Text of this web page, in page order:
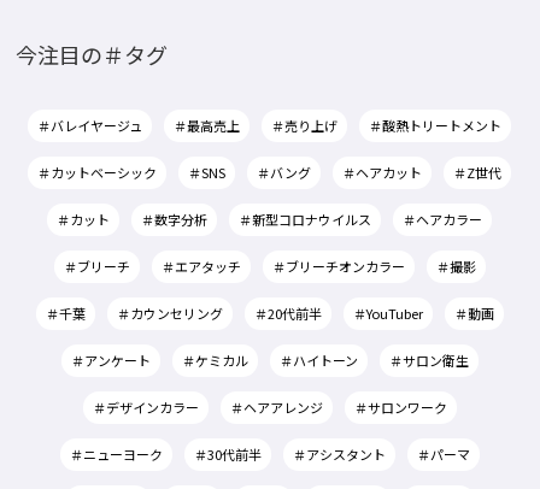
今注目の＃タグ
＃バレイヤージュ ＃最高売上 ＃売り上げ ＃酸熱トリートメント
＃カットベーシック ＃SNS ＃バング ＃ヘアカット ＃Z世代
＃カット ＃数字分析 ＃新型コロナウイルス ＃ヘアカラー
＃ブリーチ ＃エアタッチ ＃ブリーチオンカラー ＃撮影
＃千葉 ＃カウンセリング ＃20代前半 ＃YouTuber ＃動画
＃アンケート ＃ケミカル ＃ハイトーン ＃サロン衛生
＃デザインカラー ＃ヘアアレンジ ＃サロンワーク
＃ニューヨーク ＃30代前半 ＃アシスタント ＃パーマ